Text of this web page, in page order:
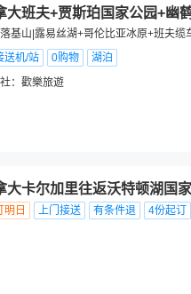
大班夫+贾斯珀国家公园+幽
基山|露易丝湖+哥伦比亚冰原+班夫缆
送机/站
0购物
湖泊
： 歡樂旅遊
大卡尔加里往返沃特顿湖国
明日 上门接送 有条件退 4份起订